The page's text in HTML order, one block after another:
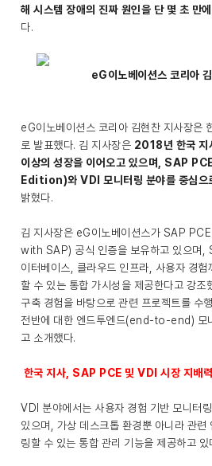
해 시스템 장애의 진짜 원인을 단 몇 초 만
다.
eG이노베이션스 코리아
eG이노베이션스 코리아 김현찬 지사장은
로 발표했다. 김 지사장은 2018년 한국 지
이상의 성장을 이어오고 있으며, SAP
Edition)와 VDI 모니터링 분야를 중심으
밝혔다.
김 지사장은 eG이노베이션스가 SAP
with SAP) 공식 인증을 보유하고 있으며,
이터베이스, 클라우드 인프라, 사용자 경험
할 수 있는 통합 가시성을 제공한다고 강
구축 경험을 바탕으로 관련 프로젝트를 수
전반에 대한 엔드투엔드(end-to-end) 모
고 소개했다.
한국 지사, SAP PCE 및 VDI 시장 지배
VDI 분야에서는 사용자 경험 기반 모니터
있으며, 가상 데스크톱 환경뿐 아니라 관련
링할 수 있는 통합 관리 기능을 제공하고 있